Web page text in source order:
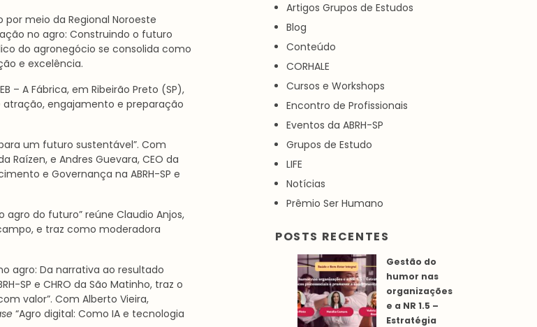
por meio da Regional Noroeste
no agro: Construindo o futuro
do agronegócio se consolida como
e excelência.
– A Fábrica, em Ribeirão Preto (SP),
atração, engajamento e preparação
um futuro sustentável”. Com
e Andres Guevara, CEO da
e Governança na ABRH-SP e
do futuro” reúne Claudio Anjos,
e traz como moderadora
no agro: Da narrativa ao resultado
SP e CHRO da São Matinho, traz o
valor”. Com Alberto Vieira,
“Agro digital: Como IA e tecnologia
Artigos Grupos de Estudos
Blog
Conteúdo
CORHALE
Cursos e Workshops
Encontro de Profissionais
Eventos da ABRH-SP
Grupos de Estudo
LIFE
Notícias
Prêmio Ser Humano
POSTS RECENTES
Gestão do
humor nas
organizações
e a NR 1.5 –
Estratégia